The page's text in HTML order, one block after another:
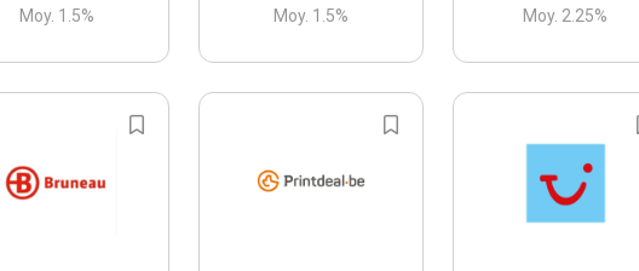
Moy. 1.5% Moy. 1.5% Moy. 2.25%